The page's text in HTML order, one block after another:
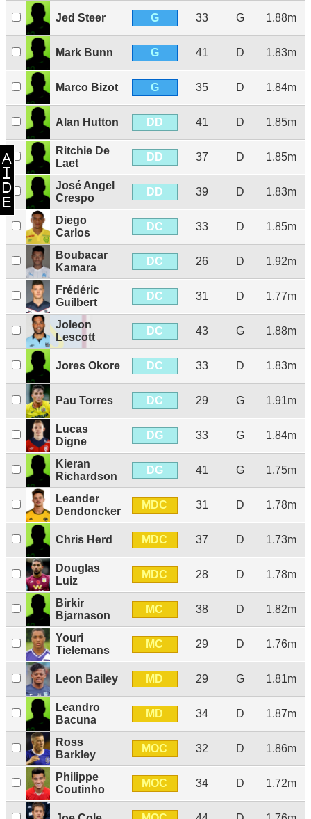
Jed Steer G 33 G 1.88m
Mark Bunn G 41 D 1.83m
Marco Bizot G 35 D 1.84m
Alan Hutton DD 41 D 1.85m
Ritchie De
Laet
DD 37 D 1.85m
José Angel
Crespo
DD 39 D 1.83m
Diego
Carlos
DC 33 D 1.85m
Boubacar
Kamara
DC 26 D 1.92m
Frédéric
Guilbert
DC 31 D 1.77m
Joleon
Lescott
DC 43 G 1.88m
Jores Okore DC 33 D 1.83m
Pau Torres DC 29 G 1.91m
Lucas
Digne
DG 33 G 1.84m
Kieran
Richardson
DG 41 G 1.75m
Leander
Dendoncker
MDC 31 D 1.78m
Chris Herd MDC 37 D 1.73m
Douglas
Luiz
MDC 28 D 1.78m
Birkir
Bjarnason
MC 38 D 1.82m
Youri
Tielemans
MC 29 D 1.76m
Leon Bailey MD 29 G 1.81m
Leandro
Bacuna
MD 34 D 1.87m
Ross
Barkley
MOC 32 D 1.86m
Philippe
Coutinho
MOC 34 D 1.72m